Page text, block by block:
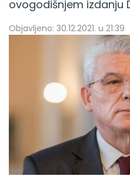
ovogodišnjem izdanju
Objavljeno: 30.12.2021. u 21:39